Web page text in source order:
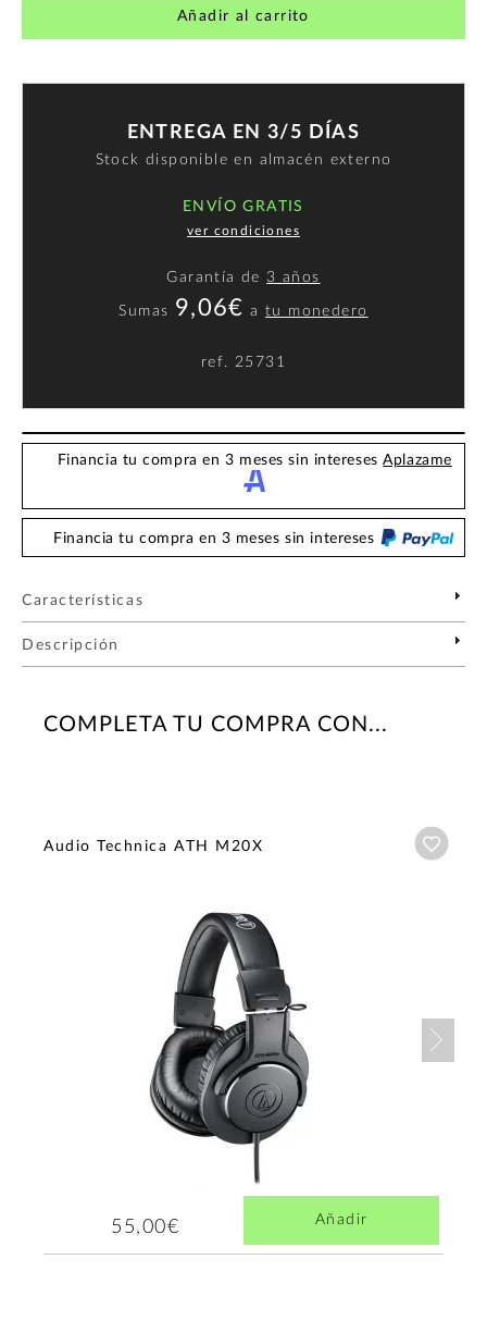
Añadir al carrito
ENTREGA EN 3/5 DÍAS
Stock disponible en almacén externo
ENVÍO GRATIS
ver condiciones
Garantía de 3 años
Sumas 9,06€ atu monedero
ref. 25731
Financia tu compra en 3 meses sin interesesAplazame
Financia tu compra en 3 meses sin intereses
Características
Descripción
COMPLETA TU COMPRA CON...
Audio Technica ATH M20X
55,00€ Añadir